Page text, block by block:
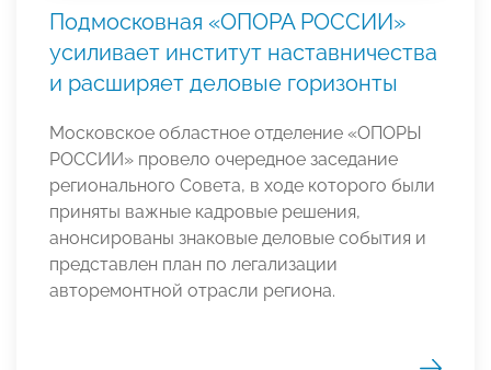
Подмосковная «ОПОРА РОССИИ»
усиливает институт наставничества
и расширяет деловые горизонты
Московское областное отделение «ОПОРЫ
РОССИИ» провело очередное заседание
регионального Совета, в ходе которого были
приняты важные кадровые решения,
анонсированы знаковые деловые события и
представлен план по легализации
авторемонтной отрасли региона.